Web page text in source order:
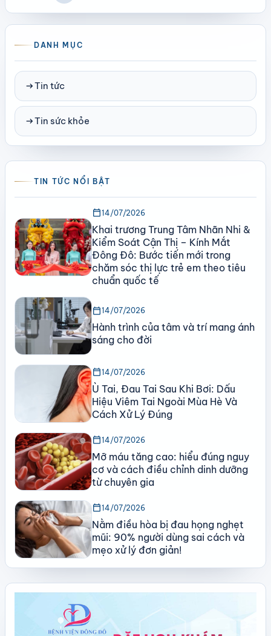
DANH MỤC
arrow_right_altTin tức
arrow_right_altTin sức khỏe
TIN TỨC NỔI BẬT
calendar_today14/07/2026
Khai trương Trung Tâm Nhãn Nhi &
Kiểm Soát Cận Thị – Kính Mắt
Đông Đô: Bước tiến mới trong
chăm sóc thị lực trẻ em theo tiêu
chuẩn quốc tế
calendar_today14/07/2026
Hành trình của tâm và trí mang ánh
sáng cho đời
calendar_today14/07/2026
Ù Tai, Đau Tai Sau Khi Bơi: Dấu
Hiệu Viêm Tai Ngoài Mùa Hè Và
Cách Xử Lý Đúng
calendar_today14/07/2026
Mỡ máu tăng cao: hiểu đúng nguy
cơ và cách điều chỉnh dinh dưỡng
từ chuyên gia
calendar_today14/07/2026
Nằm điều hòa bị đau họng nghẹt
mũi: 90% người dùng sai cách và
mẹo xử lý đơn giản!